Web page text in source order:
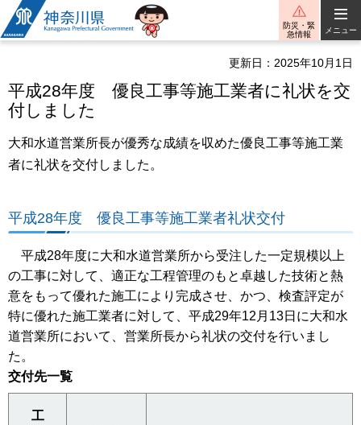
神奈川県
防災・緊
急情報
メニュー
更新日：2025年10月1日
平成28年度 優良工事等施工業者に礼状を交
付しました
大和水道営業所長が優秀な成績を収めた優良工事等施工業
者に礼状を交付しました。
平成28年度 優良工事等施工業者礼状交付
平成28年度に大和水道営業所から受注した一定規模以上
の工事に対して、適正な工程管理のもと卓越した技術と熱
意をもって優れた施工により完成させ、かつ、検査評定が
特に優れた施工業者に対して、平成29年12月13日に大和水
道営業所において、営業所長から礼状の交付を行いまし
た。
交付先一覧
工